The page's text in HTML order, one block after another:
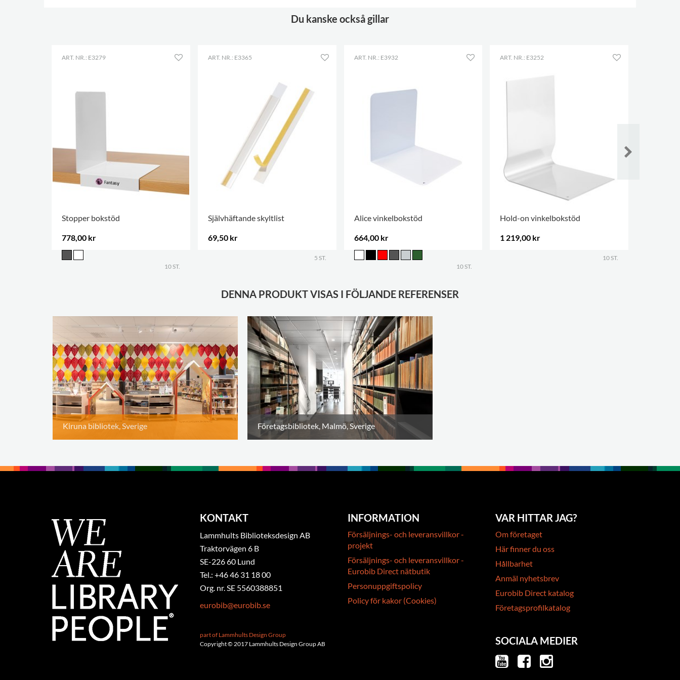
Du kanske också gillar
ART. NR.: E3279
Stopper bokstöd
778,00 kr
10 ST.
ART. NR.: E3365
Självhäftande skyltlist
69,50 kr
5 ST.
ART. NR.: E3932
Alice vinkelbokstöd
664,00 kr
10 ST.
ART. NR.: E3252
Hold-on vinkelbokstöd
1 219,00 kr
10 ST.
DENNA PRODUKT VISAS I FÖLJANDE REFERENSER
Kiruna bibliotek, Sverige Företagsbibliotek, Malmö, Sverige
KONTAKT
Lammhults Biblioteksdesign AB
Traktorvägen 6 B
SE-226 60 Lund
Tel.: +46 46 31 18 00
Org. nr. SE 5560388851
eurobib@eurobib.se
part of Lammhults Design Group
Copyright © 2017 Lammhults Design Group AB
INFORMATION
Försäljnings- och leveransvillkor -
projekt
Försäljnings- och leveransvillkor -
Eurobib Direct nätbutik
Personuppgiftspolicy
Policy för kakor (Cookies)
VAR HITTAR JAG?
Om företaget
Här finner du oss
Hållbarhet
Anmäl nyhetsbrev
Eurobib Direct katalog
Företagsprofilkatalog
SOCIALA MEDIER